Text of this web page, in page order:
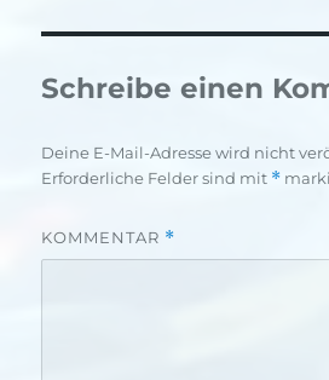
Schreibe einen
Deine E-Mail-Adresse wird nicht
Erforderliche Felder sind mit *
KOMMENTAR *